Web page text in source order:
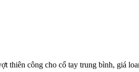
thiên công cho cổ tay trung bình, giá